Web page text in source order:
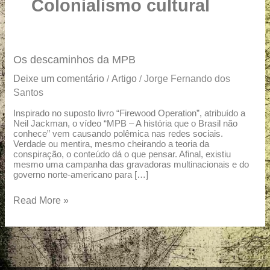
Colonialismo cultural
Os descaminhos da MPB
Deixe um comentário /Artigo /Jorge Fernando dos
Santos
Inspirado no suposto livro “Firewood Operation”, atribuído a
Neil Jackman, o vídeo “MPB – A história que o Brasil não
conhece” vem causando polêmica nas redes sociais.
Verdade ou mentira, mesmo cheirando a teoria da
conspiração, o conteúdo dá o que pensar. Afinal, existiu
mesmo uma campanha das gravadoras multinacionais e do
governo norte-americano para […]
Os
da
MPB
Read More »